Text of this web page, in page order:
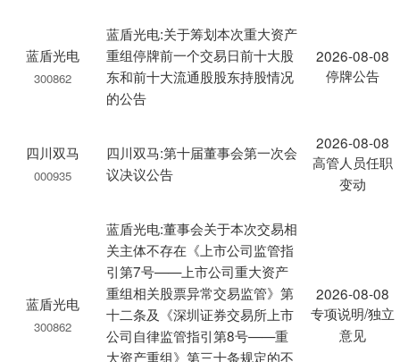
蓝盾光电
300862
蓝盾光电:关于筹划本次重大资产
重组停牌前一个交易日前十大股
东和前十大流通股股东持股情况
的公告
2026-08-08
停牌公告
四川双马
000935
四川双马:第十届董事会第一次会
议决议公告
2026-08-08
高管人员任职
变动
蓝盾光电
300862
蓝盾光电:董事会关于本次交易相
关主体不存在《上市公司监管指
引第7号——上市公司重大资产
重组相关股票异常交易监管》第
十二条及《深圳证券交易所上市
公司自律监管指引第8号——重
大资产重组》第三十条规定的不
2026-08-08
专项说明/独立
意见